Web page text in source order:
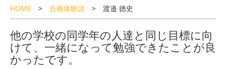
HOME > 合格体験談 > 渡邉 徳史
他の学校の同学年の人達と同じ目標に向
けて、一緒になって勉強できたことが良
かったです。